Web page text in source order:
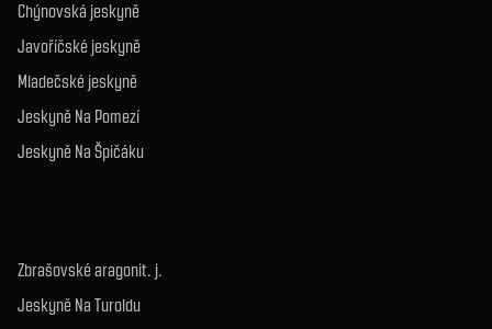
Chýnovská jeskyně
Javoříčské jeskyně
Mladečské jeskyně
Jeskyně Na Pomezí
Jeskyně Na Špičáku
Zbrašovské aragonit. j.
Jeskyně Na Turoldu